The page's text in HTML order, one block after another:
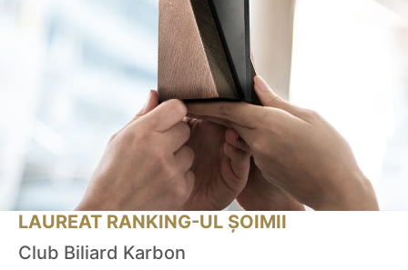
LAUREAT RANKING-UL ȘOIMII
Club Biliard Karbon